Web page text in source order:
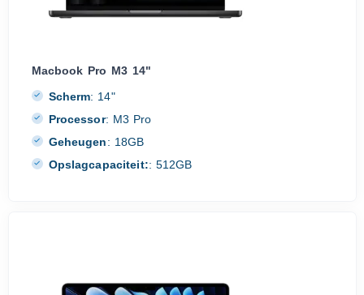
Macbook Pro M3 14"
Scherm: 14"
Processor: M3 Pro
Geheugen: 18GB
Opslagcapaciteit:: 512GB